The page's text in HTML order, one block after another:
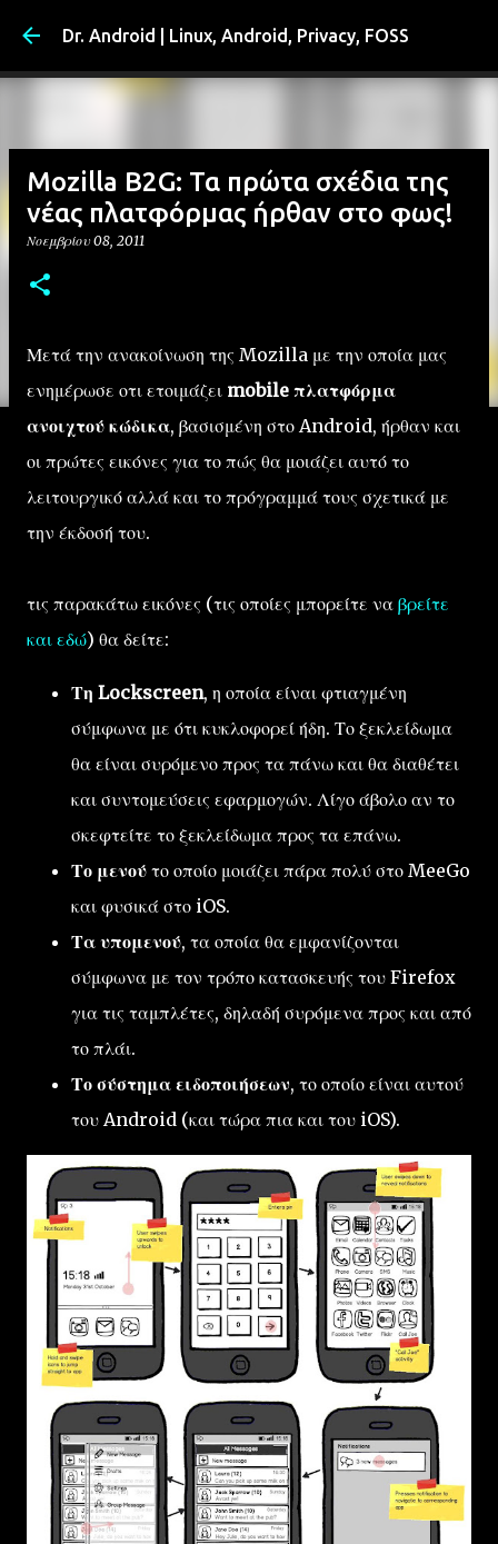
Μετάβαση στο κύριο περιεχόμενο
Dr. Android | Linux, Android, Privacy, FOSS
Mozilla B2G: Τα πρώτα σχέδια της
νέας πλατφόρμας ήρθαν στο φως!
Νοεμβρίου 08, 2011
Μετά την ανακοίνωση της Mozilla με την οποία μας
ενημέρωσε οτι ετοιμάζει mobile πλατφόρμα
ανοιχτού κώδικα, βασισμένη στο Android, ήρθαν και
οι πρώτες εικόνες για το πώς θα μοιάζει αυτό το
λειτουργικό αλλά και το πρόγραμμά τους σχετικά με
την έκδοσή του.
τις παρακάτω εικόνες (τις οποίες μπορείτε να βρείτε
και εδώ) θα δείτε:
Τη Lockscreen, η οποία είναι φτιαγμένη
σύμφωνα με ότι κυκλοφορεί ήδη. Το ξεκλείδωμα
θα είναι συρόμενο προς τα πάνω και θα διαθέτει
και συντομεύσεις εφαρμογών. Λίγο άβολο αν το
σκεφτείτε το ξεκλείδωμα προς τα επάνω.
Το μενού το οποίο μοιάζει πάρα πολύ στο MeeGo
και φυσικά στο iOS.
Τα υπομενού, τα οποία θα εμφανίζονται
σύμφωνα με τον τρόπο κατασκευής του Firefox
για τις ταμπλέτες, δηλαδή συρόμενα προς και από
το πλάι.
Το σύστημα ειδοποιήσεων, το οποίο είναι αυτού
του Android (και τώρα πια και του iOS).